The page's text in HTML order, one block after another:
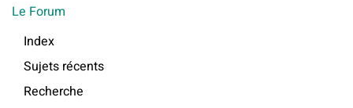
Le Forum
Index
Sujets récents
Recherche